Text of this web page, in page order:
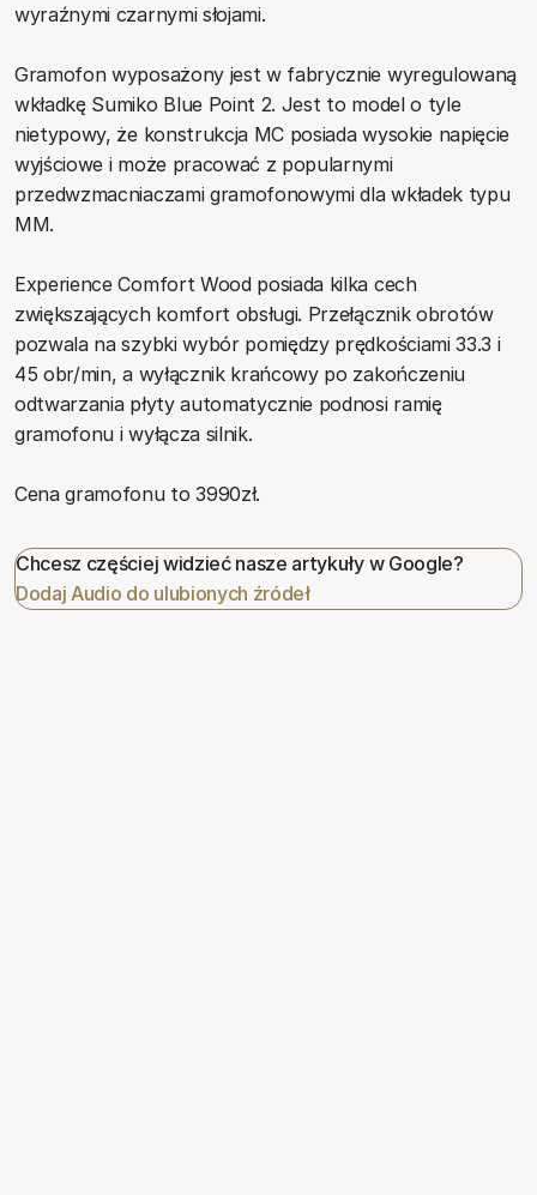
wyraźnymi czarnymi słojami.
Gramofon wyposażony jest w fabrycznie wyregulowaną
wkładkę Sumiko Blue Point 2. Jest to model o tyle
nietypowy, że konstrukcja MC posiada wysokie napięcie
wyjściowe i może pracować z popularnymi
przedwzmacniaczami gramofonowymi dla wkładek typu
MM.
Experience Comfort Wood posiada kilka cech
zwiększających komfort obsługi. Przełącznik obrotów
pozwala na szybki wybór pomiędzy prędkościami 33.3 i
45 obr/min, a wyłącznik krańcowy po zakończeniu
odtwarzania płyty automatycznie podnosi ramię
gramofonu i wyłącza silnik.
Cena gramofonu to 3990zł.
Chcesz częściej widzieć nasze artykuły w Google?
Dodaj Audio do ulubionych źródeł